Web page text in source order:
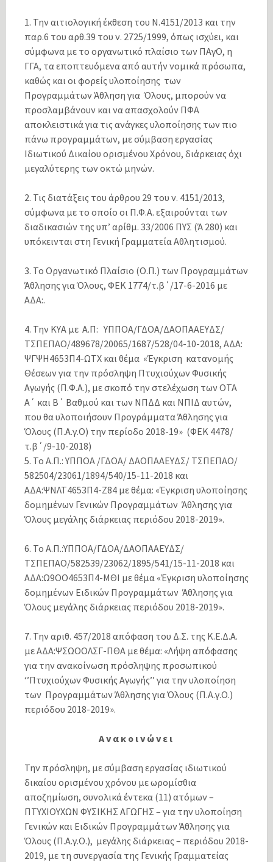
1. Την αιτιολογική έκθεση του Ν.4151/2013 και την
παρ.6 του αρθ.39 του ν. 2725/1999, όπως ισχύει, και
σύμφωνα με το οργανωτικό πλαίσιο των ΠΑγΟ, η
ΓΓΑ, τα εποπτευόμενα από αυτήν νομικά πρόσωπα,
καθώς και οι φορείς υλοποίησης των
Προγραμμάτων Άθληση για Όλους, μπορούν να
προσλαμβάνουν και να απασχολούν ΠΦΑ
αποκλειστικά για τις ανάγκες υλοποίησης των πιο
πάνω προγραμμάτων, με σύμβαση εργασίας
Ιδιωτικού Δικαίου ορισμένου Χρόνου, διάρκειας όχι
μεγαλύτερης των οκτώ μηνών.
2. Τις διατάξεις του άρθρου 29 του ν. 4151/2013,
σύμφωνα με το οποίο οι Π.Φ.Α. εξαιρούνται των
διαδικασιών της υπ’ αρίθμ. 33/2006 ΠΥΣ (Ά 280) και
υπόκεινται στη Γενική Γραμματεία Αθλητισμού.
3. Το Οργανωτικό Πλαίσιο (Ο.Π.) των Προγραμμάτων
Άθλησης για Όλους, ΦΕΚ 1774/τ.β΄/17-6-2016 με
ΑΔΑ:.
4. Την ΚΥΑ με Α.Π: ΥΠΠΟΑ/ΓΔΟΑ/ΔΑΟΠΑΑΕΥΔΣ/
ΤΣΠΕΠΑΟ/489678/20065/1687/528/04-10-2018, ΑΔΑ:
ΨΓΨΗ4653Π4-ΩΤΧ και θέμα «Έγκριση κατανομής
Θέσεων για την πρόσληψη Πτυχιούχων Φυσικής
Αγωγής (Π.Φ.Α.), με σκοπό την στελέχωση των ΟΤΑ
Α΄ και Β΄ Βαθμού και των ΝΠΔΔ και ΝΠΙΔ αυτών,
που θα υλοποιήσουν Προγράμματα Άθλησης για
Όλους (Π.Α.γ.Ο) την περίοδο 2018-19» (ΦΕΚ 4478/
τ.β΄/9-10-2018)
5. Το Α.Π.: ΥΠΠΟΑ /ΓΔΟΑ/ ΔΑΟΠΑΑΕΥΔΣ/ ΤΣΠΕΠΑΟ/
582504/23061/1894/540/15-11-2018 και
ΑΔΑ:ΨΝΛΤ4653Π4-Ζ84 με θέμα: «Έγκριση υλοποίησης
δομημένων Γενικών Προγραμμάτων Άθλησης για
Όλους μεγάλης διάρκειας περιόδου 2018-2019».
6. Το Α.Π.:ΥΠΠΟΑ/ΓΔΟΑ/ΔΑΟΠΑΑΕΥΔΣ/
ΤΣΠΕΠΑΟ/582539/23062/1895/541/15-11-2018 και
ΑΔΑ:Ω9ΟΟ4653Π4-ΜΘΙ με θέμα «Έγκριση υλοποίησης
δομημένων Ειδικών Προγραμμάτων Άθλησης για
Όλους μεγάλης διάρκειας περιόδου 2018-2019».
7. Την αριθ. 457/2018 απόφαση του Δ.Σ. της Κ.Ε.Δ.Α.
με ΑΔΑ:ΨΣΩΟΟΛΣΓ-ΠΘΑ με θέμα: «Λήψη απόφασης
για την ανακοίνωση πρόσληψης προσωπικού
‘’Πτυχιούχων Φυσικής Αγωγής’’ για την υλοποίηση
των Προγραμμάτων Άθλησης για Όλους (Π.Α.γ.Ο.)
περιόδου 2018-2019».
Α ν α κ ο ι ν ώ ν ε ι
Την πρόσληψη, με σύμβαση εργασίας ιδιωτικού
δικαίου ορισμένου χρόνου με ωρομίσθια
αποζημίωση, συνολικά έντεκα (11) ατόμων –
ΠΤΥΧΙΟΥΧΩΝ ΦΥΣΙΚΗΣ ΑΓΩΓΗΣ – για την υλοποίηση
Γενικών και Ειδικών Προγραμμάτων Άθλησης για
Όλους (Π.Α.γ.Ο.), μεγάλης διάρκειας – περιόδου 2018-
2019, με τη συνεργασία της Γενικής Γραμματείας